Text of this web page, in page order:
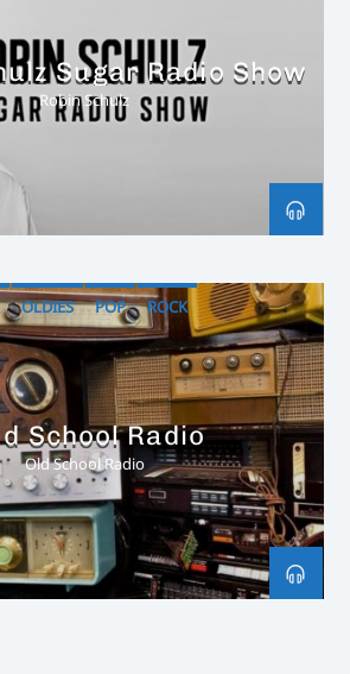
Sugar Radio Show
Robin Schulz
OLDIES POP ROCK
School Radio
Old School Radio